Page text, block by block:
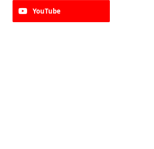
YouTube